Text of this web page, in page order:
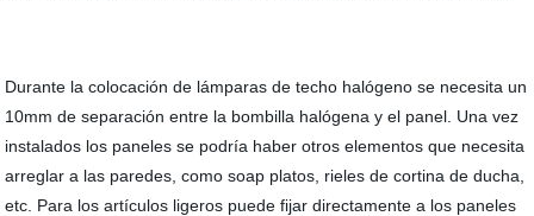
Durante la colocación de lámparas de techo halógeno se necesita un
10mm de separación entre la bombilla halógena y el panel. Una vez
instalados los paneles se podría haber otros elementos que necesita
arreglar a las paredes, como soap platos, rieles de cortina de ducha,
etc. Para los artículos ligeros puede fijar directamente a los paneles